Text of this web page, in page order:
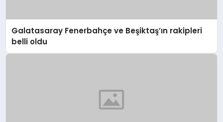
Galatasaray Fenerbahçe ve Beşiktaş’ın rakipleri
belli oldu